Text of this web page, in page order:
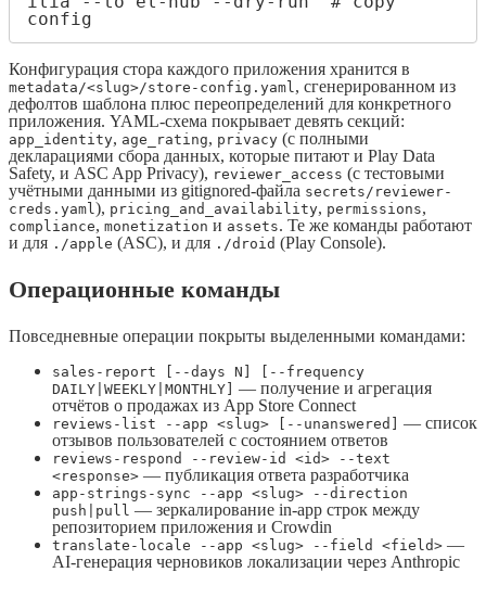
config
Конфигурация стора каждого приложения хранится в
metadata/<slug>/store-config.yaml , сгенерированном из
дефолтов шаблона плюс переопределений для конкретного
приложения. YAML-схема покрывает девять секций:
app_identity, age_rating, privacy (с полными
декларациями сбора данных, которые питают и Play Data
Safety, и ASC App Privacy), reviewer_access (с тестовыми
учётными данными из gitignored-файла secrets/reviewer-
creds.yaml ), pricing_and_availability, permissions,
compliance, monetization и assets. Те же команды работают
и для ./apple (ASC), и для ./droid (Play Console).
Операционные команды
Повседневные операции покрыты выделенными командами:
sales-report [--days N] [--frequency
DAILY|WEEKLY|MONTHLY]
— получение и агрегация
отчётов о продажах из App Store Connect
reviews-list --app <slug> [--unanswered]
— список
отзывов пользователей с состоянием ответов
reviews-respond --review-id <id> --text
<response> — публикация ответа разработчика
app-strings-sync --app <slug> --direction
push|pull — зеркалирование in-app строк между
репозиторием приложения и Crowdin
translate-locale --app <slug> --field <field> —
AI-генерация черновиков локализации через Anthropic